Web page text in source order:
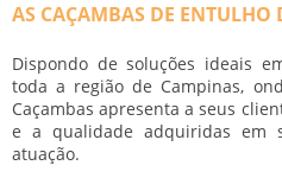
AS CAÇAMBAS DE
Dispondo de soluções ideais
toda a região de Campinas,
Caçambas apresenta a seus
e a qualidade adquiridas em
atuação.